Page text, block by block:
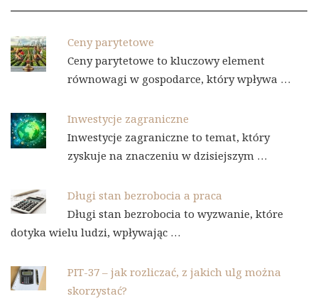
Ceny parytetowe
Ceny parytetowe to kluczowy element
równowagi w gospodarce, który wpływa …
Inwestycje zagraniczne
Inwestycje zagraniczne to temat, który
zyskuje na znaczeniu w dzisiejszym …
Długi stan bezrobocia a praca
Długi stan bezrobocia to wyzwanie, które
dotyka wielu ludzi, wpływając …
PIT-37 – jak rozliczać, z jakich ulg można
skorzystać?